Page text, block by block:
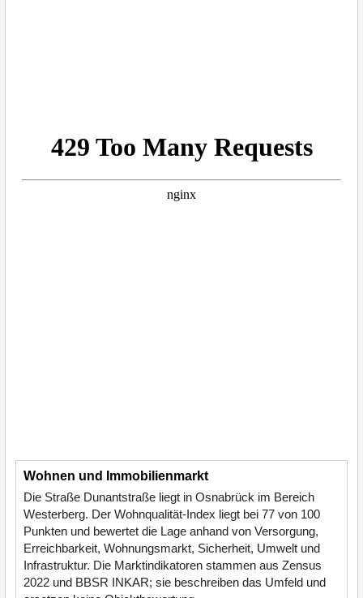
Wohnen und Immobilienmarkt
Die Straße Dunantstraße liegt in Osnabrück im Bereich
Westerberg. Der Wohnqualität-Index liegt bei 77 von 100
Punkten und bewertet die Lage anhand von Versorgung,
Erreichbarkeit, Wohnungsmarkt, Sicherheit, Umwelt und
Infrastruktur. Die Marktindikatoren stammen aus Zensus
2022 und BBSR INKAR; sie beschreiben das Umfeld und